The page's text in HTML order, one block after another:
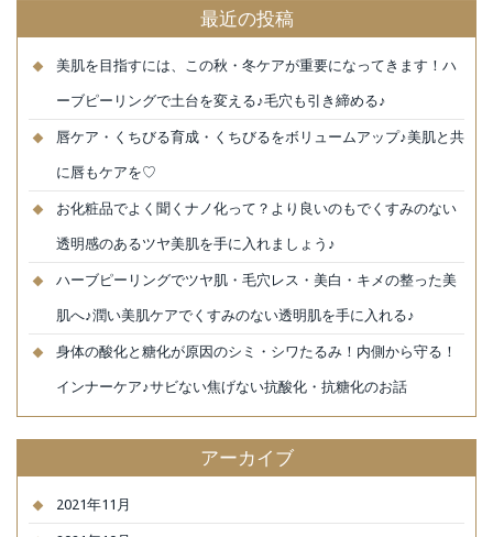
最近の投稿
美肌を目指すには、この秋・冬ケアが重要になってきます！ハ
ーブピーリングで土台を変える♪毛穴も引き締める♪
唇ケア・くちびる育成・くちびるをボリュームアップ♪美肌と共
に唇もケアを♡
お化粧品でよく聞くナノ化って？より良いのもでくすみのない
透明感のあるツヤ美肌を手に入れましょう♪
ハーブピーリングでツヤ肌・毛穴レス・美白・キメの整った美
肌へ♪潤い美肌ケアでくすみのない透明肌を手に入れる♪
身体の酸化と糖化が原因のシミ・シワたるみ！内側から守る！
インナーケア♪サビない焦げない抗酸化・抗糖化のお話
アーカイブ
2021年11月